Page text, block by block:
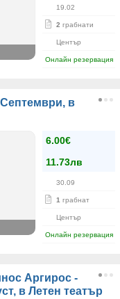
19.02
2 грабнати
Център
Онлайн резервация
в
6.00€
11.73лв
30.09
1 грабнат
Център
Онлайн резервация
Аргирос -
в Летен театър